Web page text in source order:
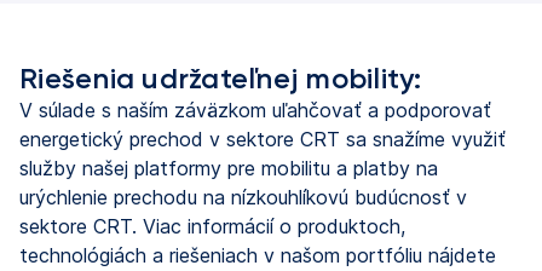
Riešenia udržateľnej mobility:
V súlade s naším záväzkom uľahčovať a podporovať
energetický prechod v sektore CRT sa snažíme využiť
služby našej platformy pre mobilitu a platby na
urýchlenie prechodu na nízkouhlíkovú budúcnosť v
sektore CRT. Viac informácií o produktoch,
technológiách a riešeniach v našom portfóliu nájdete